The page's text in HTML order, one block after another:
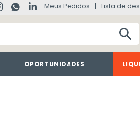
Meus Pedidos Lista de
OPORTUNIDADES